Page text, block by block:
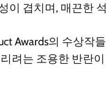
이 겹치며, 매끈한
Awards의 수상작
려는 조용한 반란